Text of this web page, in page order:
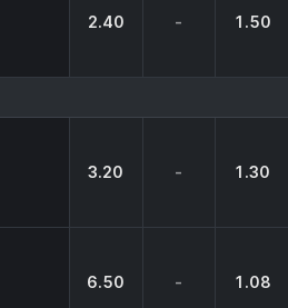
2.40 - 1.50
3.20 - 1.30
6.50 - 1.08